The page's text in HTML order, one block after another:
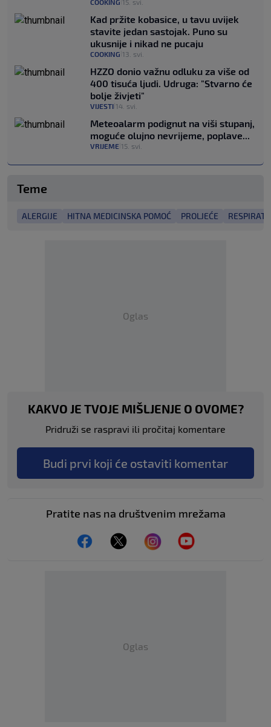
COOKING 15. svi.
Kad pržite kobasice, u tavu uvijek
stavite jedan sastojak. Puno su
ukusnije i nikad ne pucaju
COOKING 13. svi.
HZZO donio važnu odluku za više od
400 tisuća ljudi. Udruga: "Stvarno će
bolje živjeti"
VIJESTI 14. svi.
Meteoalarm podignut na viši stupanj,
moguće olujno nevrijeme, poplave...
VRIJEME 15. svi.
Teme
ALERGIJE HITNA MEDICINSKA POMOĆ PROLJEĆE
Oglas
KAKVO JE TVOJE MIŠLJENJE O OVOME?
Pridruži se raspravi ili pročitaj komentare
Budi prvi koji će ostaviti komentar
Pratite nas na društvenim mrežama
Oglas